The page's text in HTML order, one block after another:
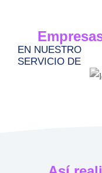
EN NUESTRO
SERVICIO DE